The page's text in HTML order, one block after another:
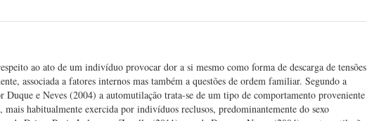
ao ato de um indivíduo provocar dor a si mesmo como forma de descarga de tensões
associada a fatores internos mas também a questões de ordem familiar. Segundo a
Duque e Neves (2004) a automutilação trata-se de um tipo de comportamento proveniente
mais habitualmente exercida por indivíduos reclusos, predominantemente do sexo